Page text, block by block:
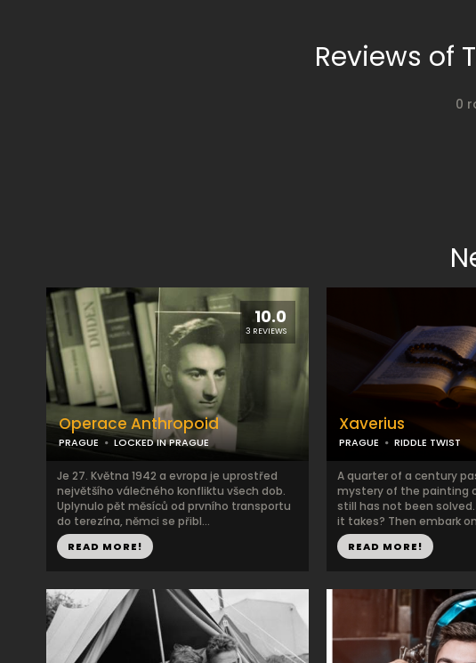
Reviews of
0
10.0
3 REVIEWS
Operace Anthropoid
PRAGUE LOCKED IN PRAGUE
Je 27. Května 1942 a evropa je uprostřed
největšího válečného konfliktu všech dob.
Uplynulo pět měsíců od prvního transportu
do terezína, němci se přibl...
READ MORE!
Xaverius
PRAGUE RIDDLE TWIST
A quarter of a century
mystery of the painting
still has not been
it takes? Then embark
READ MORE!